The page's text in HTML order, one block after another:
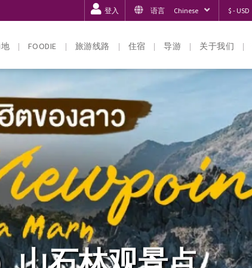
登入 语言 Chinese $ - USD
FOODIE 旅游线路 住宿 导游 关于我们